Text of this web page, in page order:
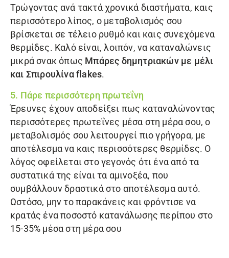
Τρώγοντας ανά τακτά χρονικά διαστήματα, καις
περισσότερο λίπος, ο μεταβολισμός σου
βρίσκεται σε τέλειο ρυθμό και καις συνεχόμενα
θερμίδες. Καλό είναι, λοιπόν, να καταναλώνεις
μικρά σνακ όπως Μπάρες δημητριακών με μέλι
και Σπιρουλίνα flakes.
5. Πάρε περισσότερη πρωτεΐνη
Έρευνες έχουν αποδείξει πως καταναλώνοντας
περισσότερες πρωτεΐνες μέσα στη μέρα σου, ο
μεταβολισμός σου λειτουργεί πιο γρήγορα, με
αποτέλεσμα να καις περισσότερες θερμίδες. Ο
λόγος οφείλεται στο γεγονός ότι ένα από τα
συστατικά της είναι τα αμινοξέα, που
συμβάλλουν δραστικά στο αποτέλεσμα αυτό.
Ωστόσο, μην το παρακάνεις και φρόντισε να
κρατάς ένα ποσοστό κατανάλωσης περίπου στο
15-35% μέσα στη μέρα σου